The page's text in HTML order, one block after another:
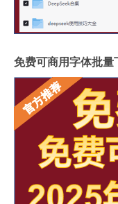
免费可商用字体批量